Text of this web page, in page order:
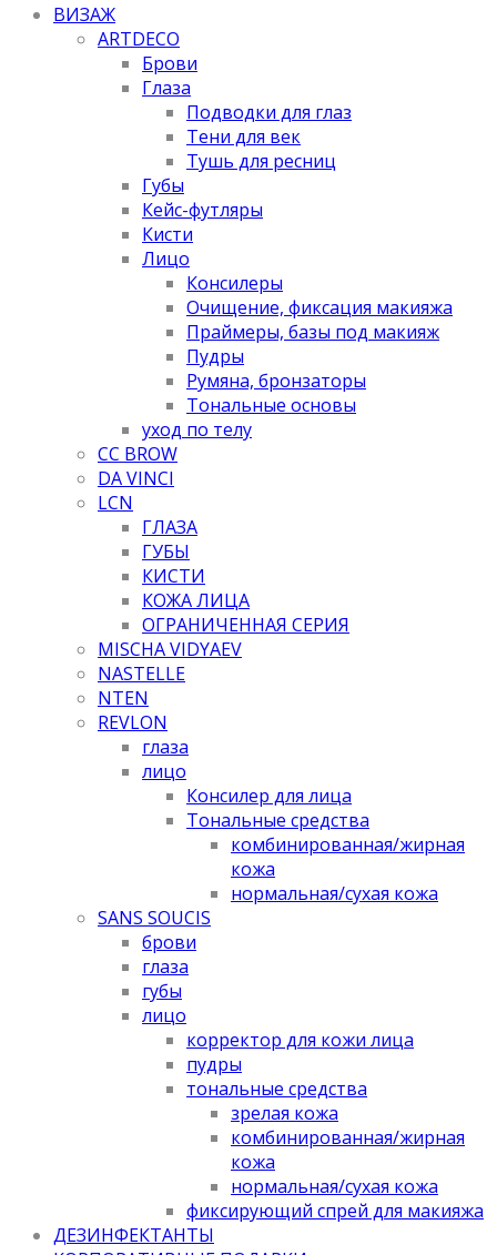
ВИЗАЖ
ARTDECO
Брови
Глаза
Подводки для глаз
Тени для век
Тушь для ресниц
Губы
Кейс-футляры
Кисти
Лицо
Консилеры
Очищение, фиксация макияжа
Праймеры, базы под макияж
Пудры
Румяна, бронзаторы
Тональные основы
уход по телу
CC BROW
DA VINCI
LCN
ГЛАЗА
ГУБЫ
КИСТИ
КОЖА ЛИЦА
ОГРАНИЧЕННАЯ СЕРИЯ
MISCHA VIDYAEV
NASTELLE
NTEN
REVLON
глаза
лицо
Консилер для лица
Тональные средства
комбинированная/жирная
кожа
нормальная/cухая кожа
SANS SOUCIS
брови
глаза
губы
лицо
корректор для кожи лица
пудры
тональные средства
зрелая кожа
комбинированная/жирная
кожа
нормальная/cухая кожа
фиксирующий спрей для макияжа
ДЕЗИНФЕКТАНТЫ